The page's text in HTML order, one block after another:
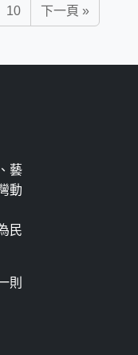
10 下一頁 »
藝
動
民
則